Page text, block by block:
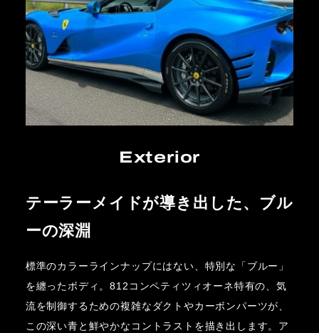
Exterior
テーラーメイドが導き出した、ブル
ーの深淵
標準のカラーラインナップにはない、特別な「ブルー」
を纏ったボディ。812コンペティツィオーネ特有の、気
流を制御するための複雑なダクトやカーボンパーツが、
この深い青と鮮やかなコントラストを描き出します。ア